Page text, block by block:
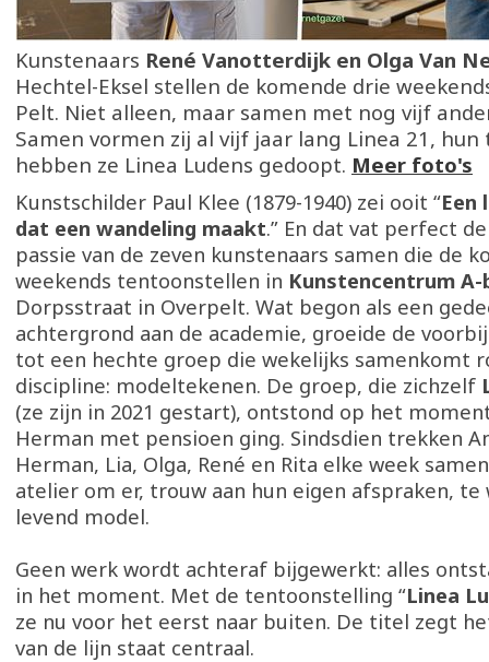
Kunstenaars René Vanotterdijk en Olga Van
Hechtel-Eksel stellen de komende drie
Pelt. Niet alleen, maar samen met nog vijf
Samen vormen zij al vijf jaar lang Linea 21,
hebben ze Linea Ludens gedoopt. Meer foto's
Kunstschilder Paul Klee (1879-1940) zei ooit “Een
dat een wandeling maakt.” En dat vat perfect
passie van de zeven kunstenaars samen die de
weekends tentoonstellen in Kunstencentrum A-
Dorpsstraat in Overpelt. Wat begon als een
achtergrond aan de academie, groeide de
tot een hechte groep die wekelijks samenkomt
discipline: modeltekenen. De groep, die zichzelf
(ze zijn in 2021 gestart), ontstond op het
Herman met pensioen ging. Sindsdien trekken
Herman, Lia, Olga, René en Rita elke week
atelier om er, trouw aan hun eigen afspraken, te
levend model.
Geen werk wordt achteraf bijgewerkt: alles
in het moment. Met de tentoonstelling “Linea
ze nu voor het eerst naar buiten. De titel zegt
van de lijn staat centraal.